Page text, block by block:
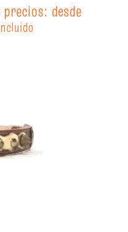
precios: desde